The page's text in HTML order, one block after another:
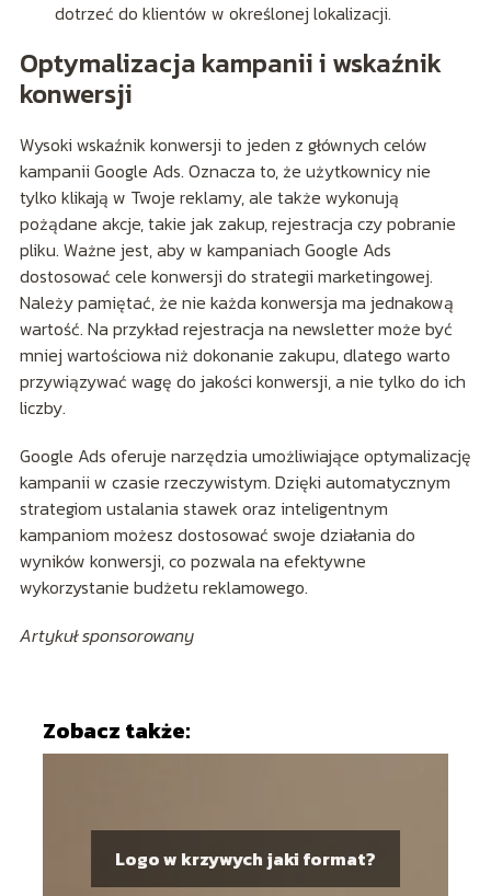
dotrzeć do klientów w określonej lokalizacji.
Optymalizacja kampanii i wskaźnik
konwersji
Wysoki wskaźnik konwersji to jeden z głównych celów
kampanii Google Ads. Oznacza to, że użytkownicy nie
tylko klikają w Twoje reklamy, ale także wykonują
pożądane akcje, takie jak zakup, rejestracja czy pobranie
pliku. Ważne jest, aby w kampaniach Google Ads
dostosować cele konwersji do strategii marketingowej.
Należy pamiętać, że nie każda konwersja ma jednakową
wartość. Na przykład rejestracja na newsletter może być
mniej wartościowa niż dokonanie zakupu, dlatego warto
przywiązywać wagę do jakości konwersji, a nie tylko do ich
liczby.
Google Ads oferuje narzędzia umożliwiające optymalizację
kampanii w czasie rzeczywistym. Dzięki automatycznym
strategiom ustalania stawek oraz inteligentnym
kampaniom możesz dostosować swoje działania do
wyników konwersji, co pozwala na efektywne
wykorzystanie budżetu reklamowego.
Artykuł sponsorowany
Zobacz także:
Logo w krzywych jaki format?